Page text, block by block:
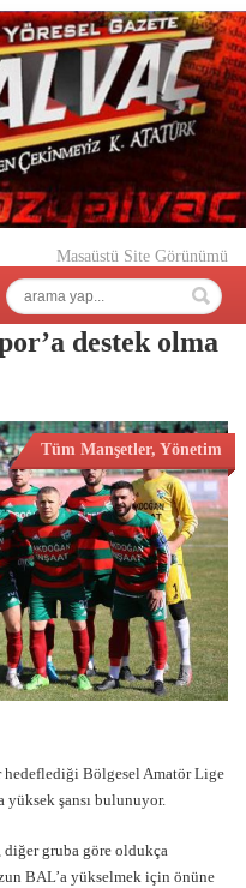
Masaüstü Site Görünümü
destek olma
Tüm Manşetler, Yönetim
hedeflediği Bölgesel Amatör Lige
şansı bulunuyor.
gruba göre oldukça
BAL’a yükselmek için önüne